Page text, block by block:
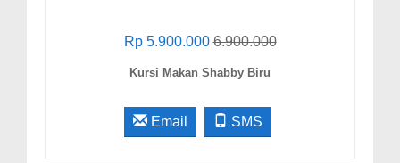
Rp 5.900.0006.900.000
Kursi Makan Shabby Biru
Email SMS